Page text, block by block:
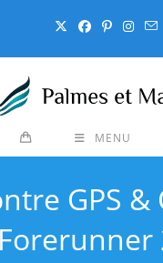
MENU
GPS &
Forerunner